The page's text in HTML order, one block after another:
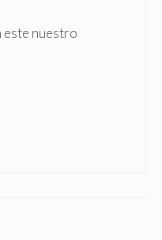
este nuestro